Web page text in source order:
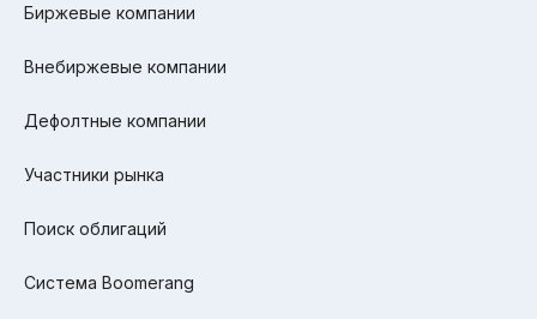
Биржевые компании
Внебиржевые компании
Дефолтные компании
Участники рынка
Поиск облигаций
Система Boomerang